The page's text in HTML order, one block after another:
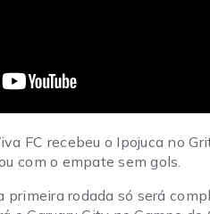
FC recebeu o Ipojuca no
com o empate sem gols.
primeira rodada só será